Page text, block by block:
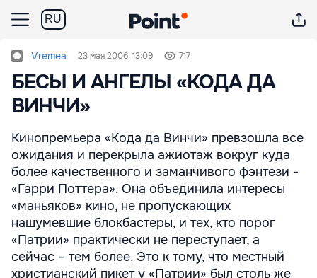
RU
Vremea 23 мая 2006, 13:09 717
БЕСЫ И АНГЕЛЫ «КОДА ДА
ВИНЧИ»
Кинопремьера «Кода да Винчи» превзошла все
ожидания и перекрыла ажиотаж вокруг куда
более качественного и заманчивого фэнтези -
«Гарри Поттера». Она объединила интересы
«маньяков» кино, не пропускающих
нашумевшие блокбастеры, и тех, кто порог
«Патрии» практически не переступает, а
сейчас – тем более. Это к тому, что местный
христианский пикет у «Патрии» был столь же